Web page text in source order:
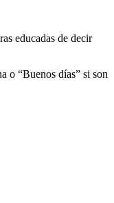
educadas de decir
o “Buenos días” si son